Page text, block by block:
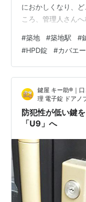
におかしくなり、
ころ、管理人さん
「kaba ace」へ交
介の案件です。 「
事で、詳しく伺う
ろ寿命とも思われ
かないという状況
れば良い」…
#築地 #築地駅 #
#HPD錠 #カバエ
鍵屋 キー助®｜
理 電子錠 ドアノ
防犯性が低い鍵
「U9」へ